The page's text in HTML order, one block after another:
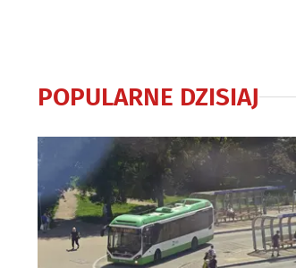
POPULARNE DZISIAJ